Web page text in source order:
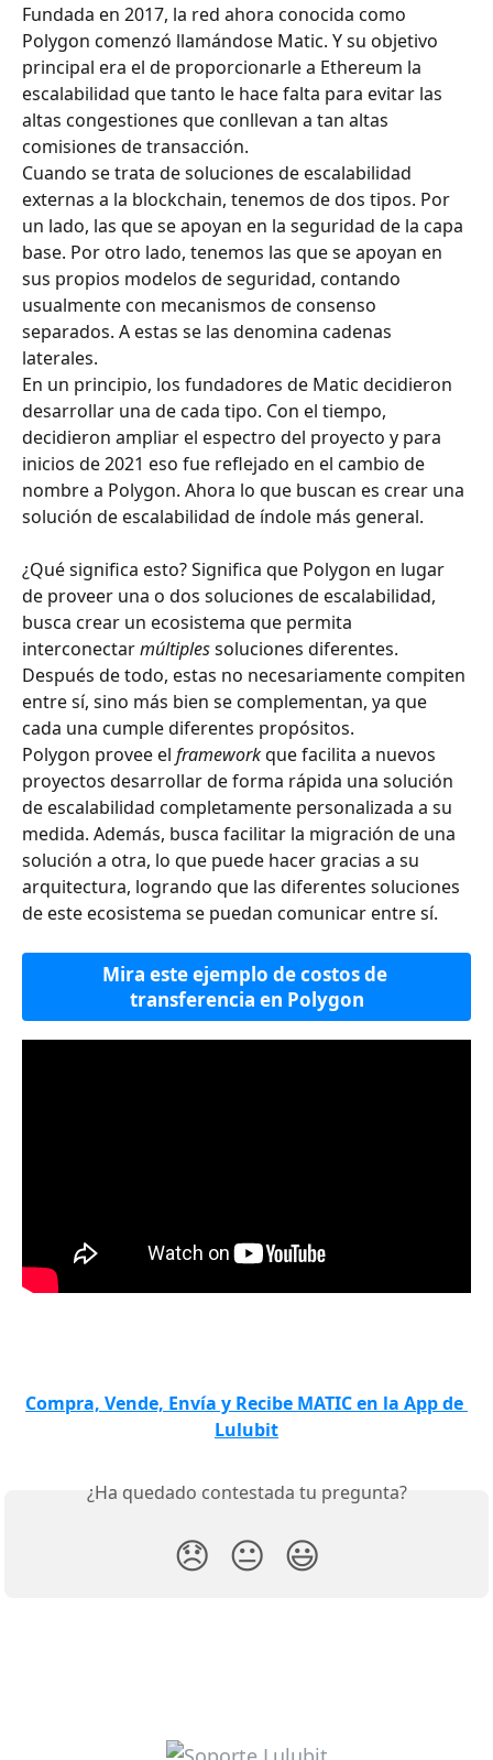
Fundada en 2017, la red ahora conocida como
Polygon comenzó llamándose Matic. Y su objetivo
principal era el de proporcionarle a Ethereum la
escalabilidad que tanto le hace falta para evitar las
altas congestiones que conllevan a tan altas
comisiones de transacción.
Cuando se trata de soluciones de escalabilidad
externas a la blockchain, tenemos de dos tipos. Por
un lado, las que se apoyan en la seguridad de la capa
base. Por otro lado, tenemos las que se apoyan en
sus propios modelos de seguridad, contando
usualmente con mecanismos de consenso
separados. A estas se las denomina cadenas
laterales.
En un principio, los fundadores de Matic decidieron
desarrollar una de cada tipo. Con el tiempo,
decidieron ampliar el espectro del proyecto y para
inicios de 2021 eso fue reflejado en el cambio de
nombre a Polygon. Ahora lo que buscan es crear una
solución de escalabilidad de índole más general.
¿Qué significa esto? Significa que Polygon en lugar
de proveer una o dos soluciones de escalabilidad,
busca crear un ecosistema que permita
interconectar múltiples soluciones diferentes.
Después de todo, estas no necesariamente compiten
entre sí, sino más bien se complementan, ya que
cada una cumple diferentes propósitos.
Polygon provee el framework que facilita a nuevos
proyectos desarrollar de forma rápida una solución
de escalabilidad completamente personalizada a su
medida. Además, busca facilitar la migración de una
solución a otra, lo que puede hacer gracias a su
arquitectura, logrando que las diferentes soluciones
de este ecosistema se puedan comunicar entre sí.
Mira este ejemplo de costos de
transferencia en Polygon
Compra, Vende, Envía y Recibe MATIC en la App de
Lulubit
¿Ha quedado contestada tu pregunta?
😞 😐 😃